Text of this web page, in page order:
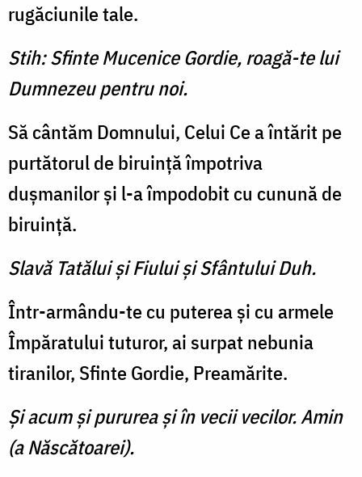
rugăciunile tale.
Stih: Sfinte Mucenice Gordie, roagă-te lui
Dumnezeu pentru noi.
Să cântăm Domnului, Celui Ce a întărit pe
purtătorul de biruinţă împotriva
duşmanilor şi l-a împodobit cu cunună de
biruinţă.
Slavă Tatălui şi Fiului şi Sfântului Duh.
Într-armându-te cu puterea şi cu armele
Împăratului tuturor, ai surpat nebunia
tiranilor, Sfinte Gordie, Preamărite.
Şi acum şi pururea şi în vecii vecilor. Amin
(a Născătoarei).